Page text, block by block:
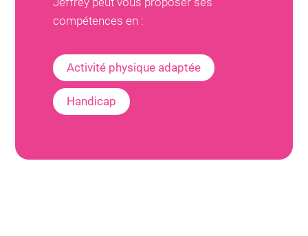
compétences en :
Activité physique adaptée
Handicap